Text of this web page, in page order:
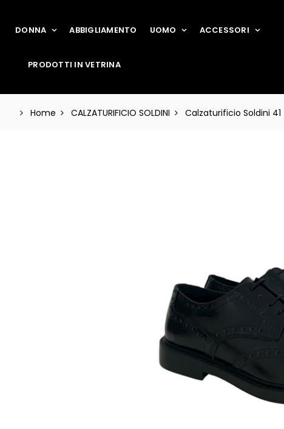
DONNA ABBIGLIAMENTO UOMO ACCESSORI
PRODOTTI IN VETRINA
Home CALZATURIFICIO SOLDINI Calzaturificio Soldini 41